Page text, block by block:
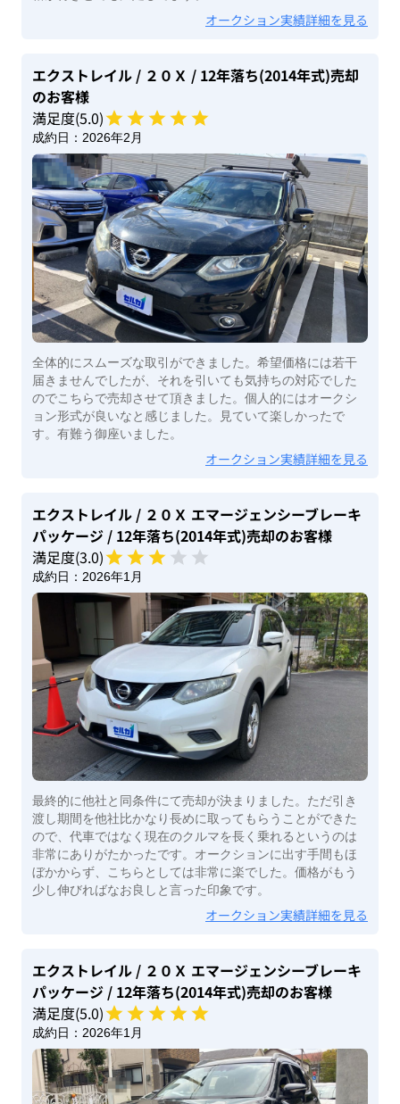
オークション実績詳細を見る
エクストレイル / ２０Ｘ / 12年落ち(2014年式)売却
のお客様
満足度(5.0)
成約日： 2026年2月
全体的にスムーズな取引ができました。希望価格には若干
届きませんでしたが、それを引いても気持ちの対応でした
のでこちらで売却させて頂きました。個人的にはオークシ
ョン形式が良いなと感じました。見ていて楽しかったで
す。有難う御座いました。
オークション実績詳細を見る
エクストレイル / ２０Ｘ エマージェンシーブレーキ
パッケージ / 12年落ち(2014年式)売却のお客様
満足度(3.0)
成約日： 2026年1月
最終的に他社と同条件にて売却が決まりました。ただ引き
渡し期間を他社比かなり長めに取ってもらうことができた
ので、代車ではなく現在のクルマを長く乗れるというのは
非常にありがたかったです。オークションに出す手間もほ
ぼかからず、こちらとしては非常に楽でした。価格がもう
少し伸びればなお良しと言った印象です。
オークション実績詳細を見る
エクストレイル / ２０Ｘ エマージェンシーブレーキ
パッケージ / 12年落ち(2014年式)売却のお客様
満足度(5.0)
成約日： 2026年1月